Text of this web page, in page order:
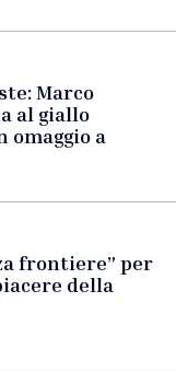
Marco
al giallo
omaggio a
frontiere” per
della